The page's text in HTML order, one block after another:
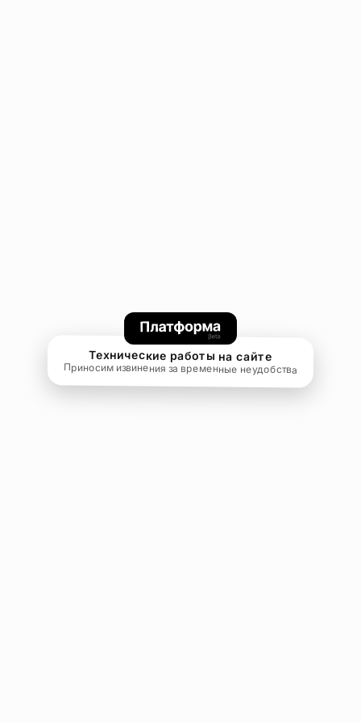
Технические работы на сайте
Приносим извинения за временные неудобства